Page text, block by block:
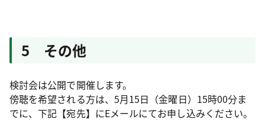
5 その他
検討会は公開で開催します。
傍聴を希望される方は、5月15日（金曜日）15時00分ま
でに、下記【宛先】にEメールにてお申し込みください。